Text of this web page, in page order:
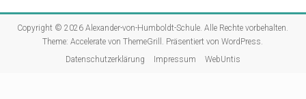
Copyright © 2026Alexander-von-Humboldt-Schule . Alle Rechte vorbehalten.
Theme:Accelerate von ThemeGrill. Präsentiert vonWordPress
Datenschutzerklärung
Impressum WebUntis